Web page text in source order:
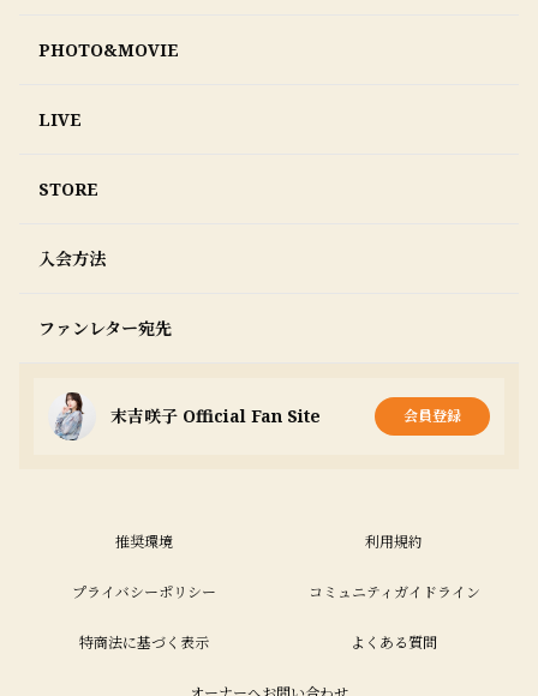
PHOTO&MOVIE
LIVE
STORE
入会方法
ファンレター宛先
末吉咲子 Official Fan Site 会員登録
推奨環境 利用規約
プライバシーポリシー コミュニティガイドライン
特商法に基づく表示 よくある質問